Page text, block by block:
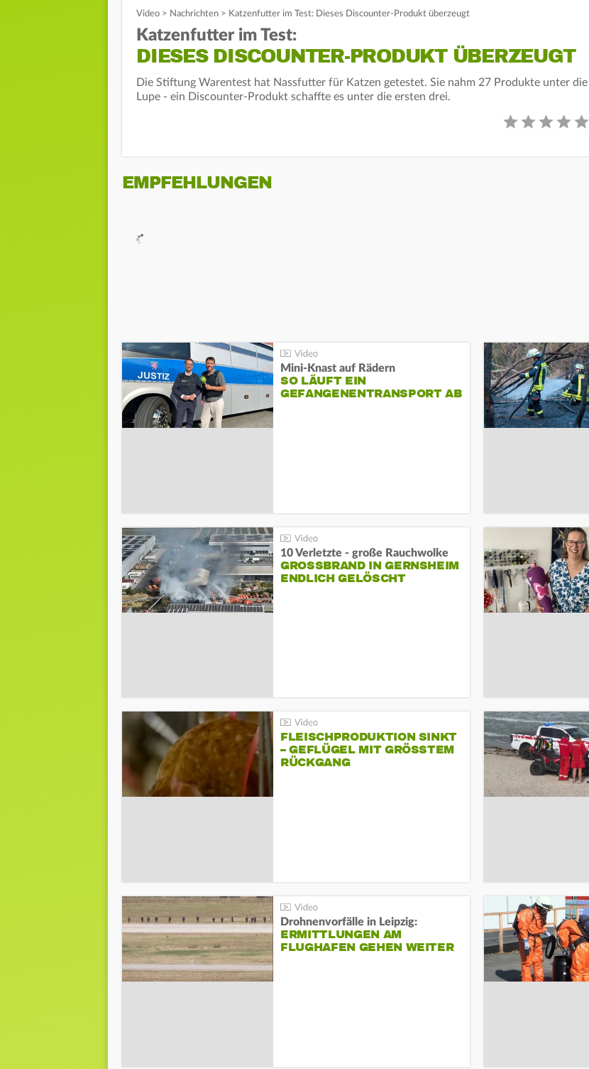
Video > Nachrichten > Katzenfutter im Test: Dieses Discounter-Produkt überzeugt
Katzenfutter im Test:
DIESES DISCOUNTER-PRODUKT ÜBERZEUGT
Die Stiftung Warentest hat Nassfutter für Katzen getestet. Sie nahm 27 Produkte unter die
Lupe - ein Discounter-Produkt schaffte es unter die ersten drei.
EMPFEHLUNGEN
Mini-Knast auf Rädern
SO LÄUFT EIN
GEFANGENENTRANSPORT AB
10 Verletzte - große Rauchwolke
GROSSBRAND IN GERNSHEIM E
NDLICH GELÖSCHT
FLEISCHPRODUKTION SINKT
– GEFLÜGEL MIT GRÖSSTEM R
ÜCKGANG
Drohnenvorfälle in Leipzig:
ERMITTLUNGEN AM
FLUGHAFEN GEHEN WEITER